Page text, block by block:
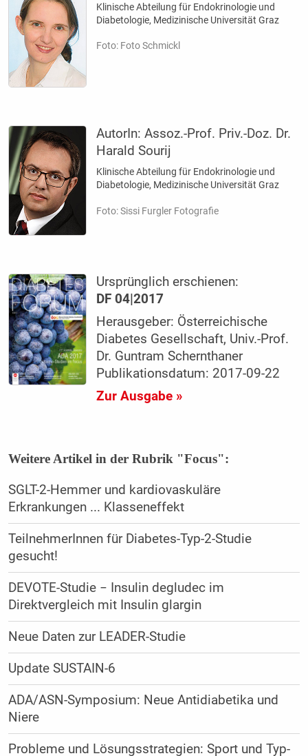
Klinische Abteilung für Endokrinologie und
Diabetologie, Medizinische Universität Graz
Foto: Foto Schmickl
AutorIn:Assoz.-Prof. Priv.-Doz. Dr.
Harald Sourij
Klinische Abteilung für Endokrinologie und
Diabetologie, Medizinische Universität Graz
Foto: Sissi Furgler Fotografie
Ursprünglich erschienen:
DF 04|2017
Herausgeber: Österreichische
Diabetes Gesellschaft, Univ.-Prof.
Dr. Guntram Schernthaner
Publikationsdatum: 2017-09-22
Zur Ausgabe »
Weitere Artikel in der Rubrik "Focus":
SGLT-2-Hemmer und kardiovaskuläre
Erkrankungen ... Klasseneffekt
TeilnehmerInnen für Diabetes-Typ-2-Studie
gesucht!
DEVOTE-Studie − Insulin degludec im
Direktvergleich mit Insulin glargin
Neue Daten zur LEADER-Studie
Update SUSTAIN-6
ADA/ASN-Symposium: Neue Antidiabetika und
Niere
Probleme und Lösungsstrategien: Sport und Typ-